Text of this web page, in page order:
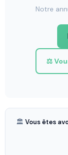
Notre
⚖️
🏛️ Vous êtes